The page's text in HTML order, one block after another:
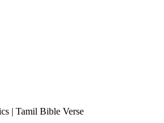
| Tamil Bible Verse